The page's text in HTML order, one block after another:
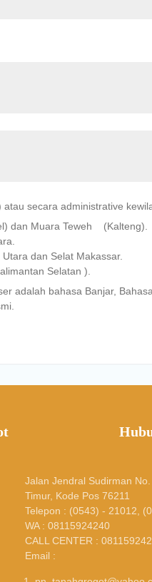
secara administrative
dan Muara Teweh (Kalteng).
dan Selat Makassar.
Selatan ).
adalah bahasa Banjar,
Jalan Jendral Sudirman
Timur, Kode Pos 76211
Telepon : (0543) - 21012,
WA : 08115924240
CALL CENTER :
Email :